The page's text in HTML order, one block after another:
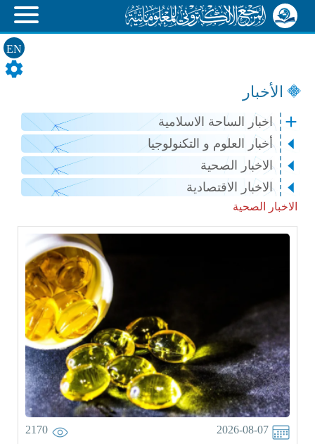
EN
الأخبار
اخبار الساحة الاسلامية
أخبار العلوم و التكنولوجيا
الاخبار الصحية
الاخبار الاقتصادية
الاخبار الصحية
2026-08-07
2170